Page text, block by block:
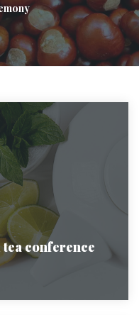
conference